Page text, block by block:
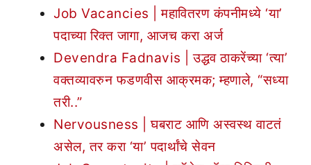
Job Vacancies | महावितरण कंपनीमध्ये ‘या’
पदाच्या रिक्त जागा, आजच करा अर्ज
Devendra Fadnavis | उद्धव ठाकरेंच्या ‘त्या’
वक्तव्यावरुन फडणवीस आक्रमक; म्हणाले, “सध्या
तरी..”
Nervousness | घबराट आणि अस्वस्थ वाटतं
असेल, तर करा ‘या’ पदार्थांचे सेवन